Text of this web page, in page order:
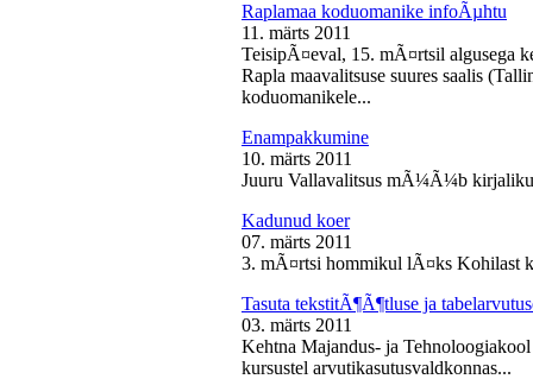
Raplamaa koduomanike infoÃµhtu
11. märts 2011
TeisipÃ¤eval, 15. mÃ¤rtsil algusega
Rapla maavalitsuse suures saalis
koduomanikele...
Enampakkumine
10. märts 2011
Juuru Vallavalitsus mÃ¼Ã¼b kirjaliku
Kadunud koer
07. märts 2011
3. mÃ¤rtsi hommikul lÃ¤ks Kohilast
Tasuta tekstitÃ¶Ã¶tluse ja
03. märts 2011
Kehtna Majandus- ja
kursustel arvutikasutusvaldkonnas...